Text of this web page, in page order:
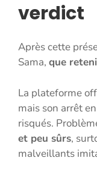
verdict
Après cette
Sama, que
La plateforme
mais son arrêt
risqués.
et peu sûrs,
malveillants